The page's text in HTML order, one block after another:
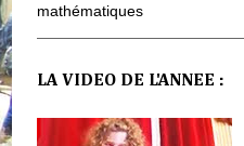
mathématiques
LA VIDEO DE L'ANNEE :